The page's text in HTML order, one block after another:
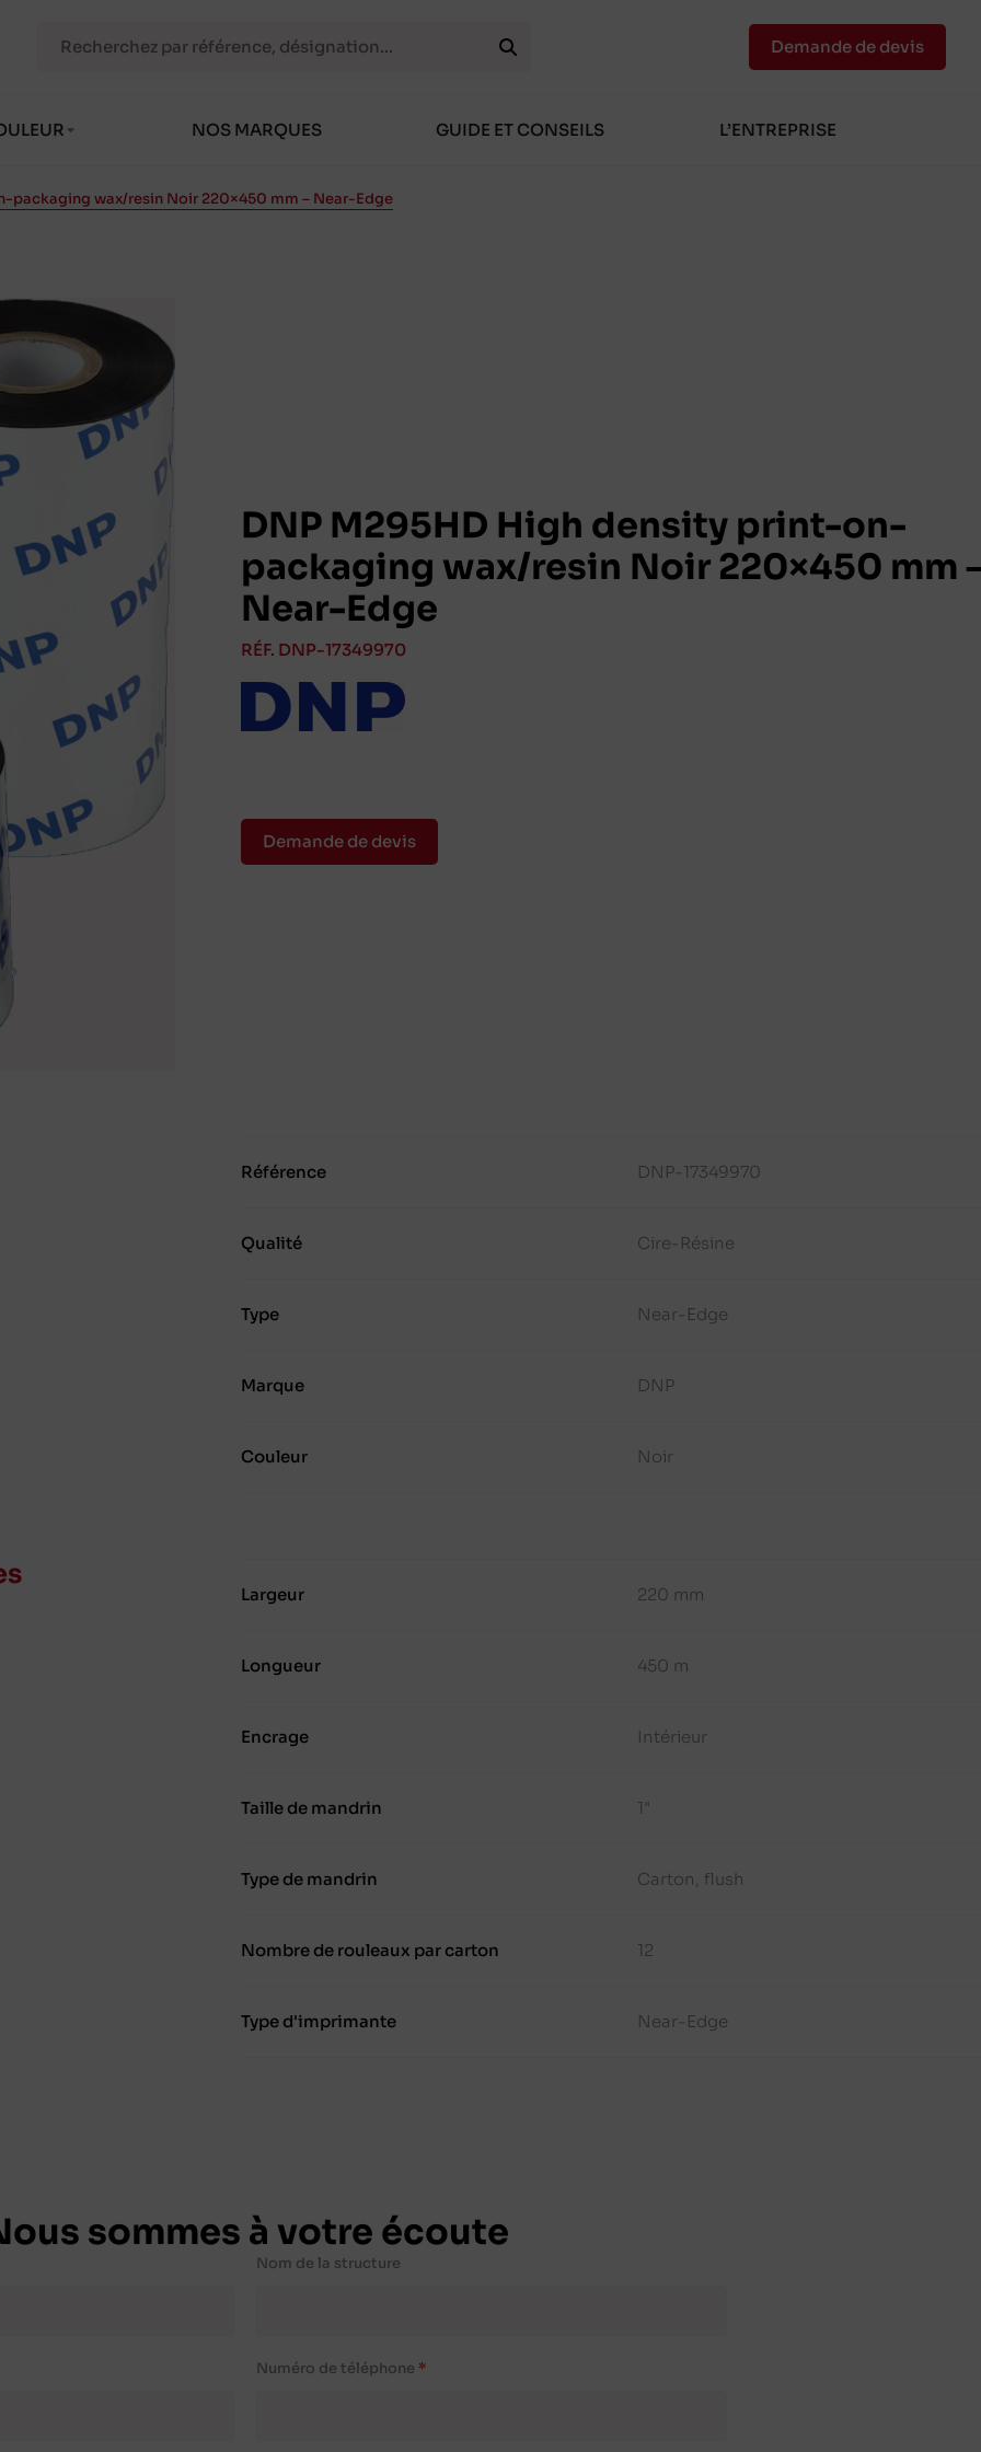
NOS MARQUES GUIDE ET CONSEILS L’ENTREPRISE
Demande de devis
packaging wax/resin Noir 220×450 mm – Near-Edge
DNP M295HD High density print-on-
packaging wax/resin Noir 220×450 mm
Near-Edge
RÉF. DNP-17349970
Demande de devis
Référence DNP-17349970
Qualité Cire-Résine
Type Near-Edge
Marque DNP
Couleur Noir
Largeur 220 mm
Longueur 450 m
Encrage Intérieur
Taille de mandrin 1"
Type de mandrin Carton, flush
Nombre de rouleaux par carton 12
Type d'imprimante Near-Edge
sommes à votre écoute
Nom de la structure
Numéro de téléphone